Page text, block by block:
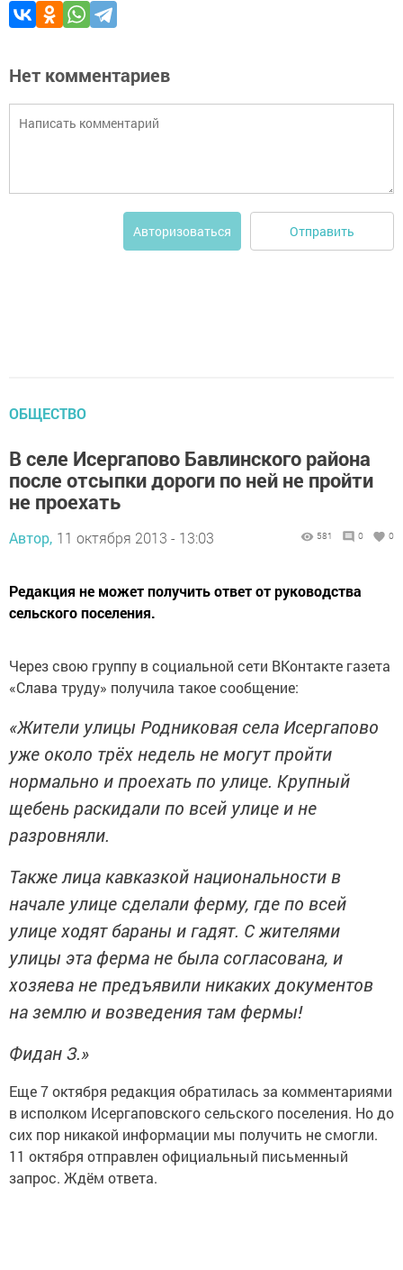
Нет комментариев
Авторизоваться Отправить
ОБЩЕСТВО
В селе Исергапово Бавлинского района
после отсыпки дороги по ней не пройти
не проехать
Автор, 11 октября 2013 - 13:03 581 0 0
Редакция не может получить ответ от руководства
сельского поселения.
Через свою группу в социальной сети ВКонтакте газета
«Слава труду» получила такое сообщение:
«Жители улицы Родниковая села Исергапово
уже около трёх недель не могут пройти
нормально и проехать по улице. Крупный
щебень раскидали по всей улице и не
разровняли.
Также лица кавказкой национальности в
начале улице сделали ферму, где по всей
улице ходят бараны и гадят. С жителями
улицы эта ферма не была согласована, и
хозяева не предъявили никаких документов
на землю и возведения там фермы!
Фидан З.»
Еще 7 октября редакция обратилась за комментариями
в исполком Исергаповского сельского поселения. Но до
сих пор никакой информации мы получить не смогли.
11 октября отправлен официальный письменный
запрос. Ждём ответа.